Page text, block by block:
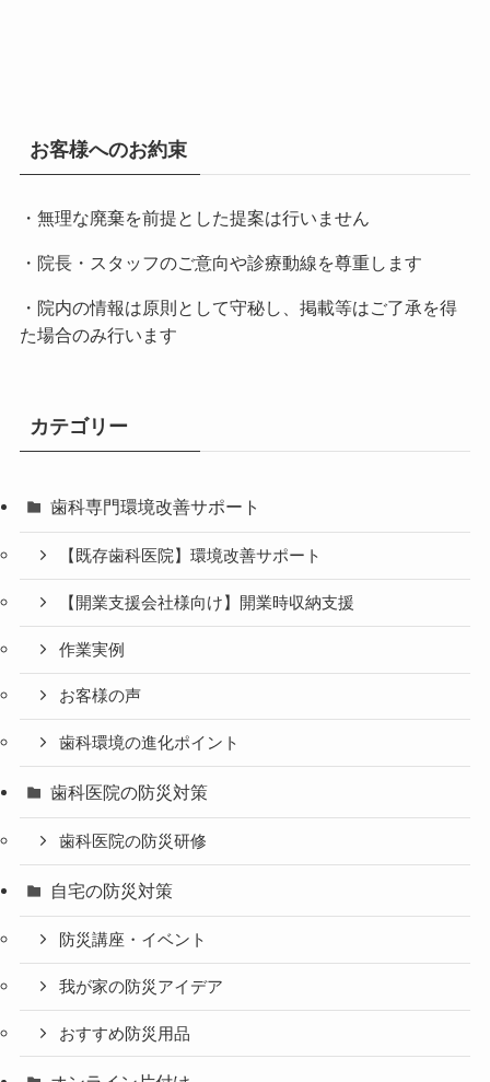
お客様へのお約束
・無理な廃棄を前提とした提案は行いません
・院長・スタッフのご意向や診療動線を尊重します
・院内の情報は原則として守秘し、掲載等はご了承を得
た場合のみ行います
カテゴリー
歯科専門環境改善サポート
【既存歯科医院】環境改善サポート
【開業支援会社様向け】開業時収納支援
作業実例
お客様の声
歯科環境の進化ポイント
歯科医院の防災対策
歯科医院の防災研修
自宅の防災対策
防災講座・イベント
我が家の防災アイデア
おすすめ防災用品